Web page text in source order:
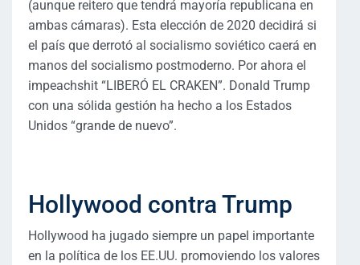
(aunque reitero que tendrá mayoría republicana en
ambas cámaras). Esta elección de 2020 decidirá si
el país que derrotó al socialismo soviético caerá en
manos del socialismo postmoderno. Por ahora el
impeachshit “LIBERÓ EL CRAKEN”. Donald Trump
con una sólida gestión ha hecho a los Estados
Unidos “grande de nuevo”.
Hollywood contra Trump
Hollywood ha jugado siempre un papel importante
en la política de los EE.UU. promoviendo los valores